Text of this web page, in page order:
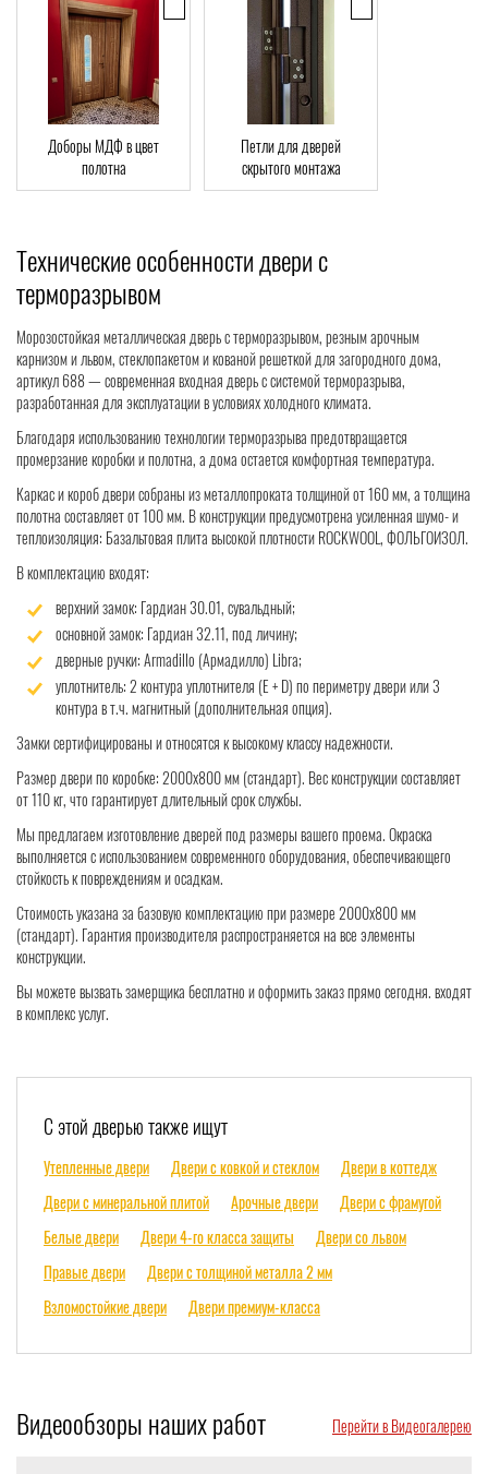
Доборы МДФ в цвет
полотна
Петли для дверей
скрытого монтажа
Технические особенности двери с
терморазрывом
Морозостойкая металлическая дверь с терморазрывом, резным арочным
карнизом и львом, стеклопакетом и кованой решеткой для загородного дома,
артикул 688 — современная входная дверь с системой терморазрыва,
разработанная для эксплуатации в условиях холодного климата.
Благодаря использованию технологии терморазрыва предотвращается
промерзание коробки и полотна, а дома остается комфортная температура.
Каркас и короб двери собраны из металлопроката толщиной от 160 мм, а толщина
полотна составляет от 100 мм. В конструкции предусмотрена усиленная шумо- и
теплоизоляция: Базальтовая плита высокой плотности ROCKWOOL, ФОЛЬГОИЗОЛ.
В комплектацию входят:
верхний замок: Гардиан 30.01, сувальдный;
основной замок: Гардиан 32.11, под личину;
дверные ручки: Armadillo (Армадилло) Libra;
уплотнитель: 2 контура уплотнителя (Е + D) по периметру двери или 3
контура в т.ч. магнитный (дополнительная опция).
Замки сертифицированы и относятся к высокому классу надежности.
Размер двери по коробке: 2000x800 мм (стандарт). Вес конструкции составляет
от 110 кг, что гарантирует длительный срок службы.
Мы предлагаем изготовление дверей под размеры вашего проема. Окраска
выполняется с использованием современного оборудования, обеспечивающего
стойкость к повреждениям и осадкам.
Стоимость указана за базовую комплектацию при размере 2000x800 мм
(стандарт). Гарантия производителя распространяется на все элементы
конструкции.
Вы можете вызвать замерщика бесплатно и оформить заказ прямо сегодня. входят
в комплекс услуг.
С этой дверью также ищут
Утепленные двери Двери с ковкой и стеклом
Двери в коттедж
Двери с минеральной плитой
Арочные двери
Двери с фрамугой
Белые двери
Двери 4-го класса защиты
Двери со львом
Правые двери
Двери с толщиной металла 2 мм
Взломостойкие двери
Двери премиум-класса
Видеообзоры наших работ Перейти в Видеогалерею